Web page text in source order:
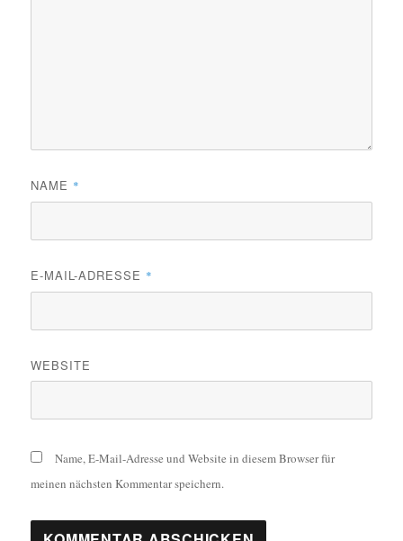
NAME *
E-MAIL-ADRESSE *
WEBSITE
Name, E-Mail-Adresse und Website in diesem Browser für
meinen nächsten Kommentar speichern.